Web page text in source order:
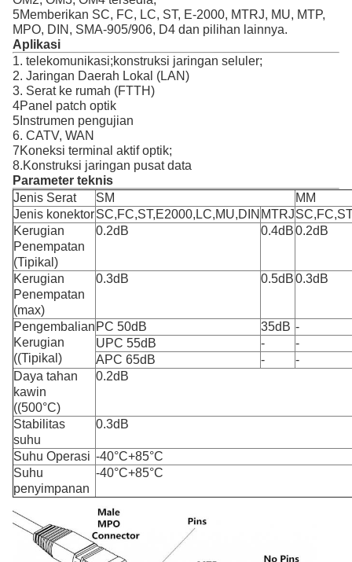
5Memberikan SC, FC, LC, ST, E-2000, MTRJ, MU, MTP,
MPO, DIN, SMA-905/906, D4 dan pilihan lainnya.
Aplikasi
1. telekomunikasi;konstruksi jaringan seluler;
2. Jaringan Daerah Lokal (LAN)
3. Serat ke rumah (FTTH)
4Panel patch optik
5Instrumen pengujian
6. CATV, WAN
7Koneksi terminal aktif optik;
8.Konstruksi jaringan pusat data
Parameter teknis
Jenis Serat
SM
MM
Jenis konektorSC,FC,ST,E2000,LC,MU,DIN MTRJ
Kerugian
Penempatan
(Tipikal)
0.2dB 0.4dB0.2dB
Kerugian
Penempatan
(max)
0.3dB 0.5dB0.3dB
Pengembalian
Kerugian
((Tipikal)
PC 50dB 35dB -
UPC 55dB
-
-
APC 65dB
-
-
Daya tahan
kawin
((500°C)
0.2dB
Stabilitas
suhu
0.3dB
Suhu Operasi -40°C+85°C
Suhu
penyimpanan
-40°C+85°C